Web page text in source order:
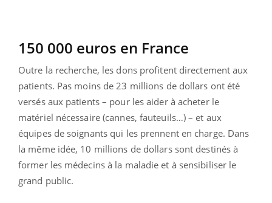
150 000 euros en France
Outre la recherche, les dons profitent directement aux
patients. Pas moins de 23 millions de dollars ont été
versés aux patients – pour les aider à acheter le
matériel nécessaire (cannes, fauteuils…) – et aux
équipes de soignants qui les prennent en charge. Dans
la même idée, 10 millions de dollars sont destinés à
former les médecins à la maladie et à sensibiliser le
grand public.